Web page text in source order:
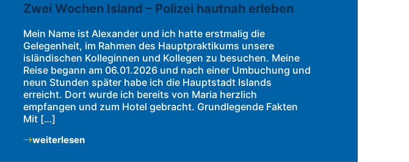
Zwei Wochen Island – Polizei hautnah erleben
Mein Name ist Alexander und ich hatte erstmalig die
Gelegenheit, im Rahmen des Hauptpraktikums unsere
isländischen Kolleginnen und Kollegen zu besuchen. Meine
Reise begann am 06.01.2026 und nach einer Umbuchung und
neun Stunden später habe ich die Hauptstadt Islands
erreicht. Dort wurde ich bereits von Maria herzlich
empfangen und zum Hotel gebracht. Grundlegende Fakten
Mit […]
weiterlesen